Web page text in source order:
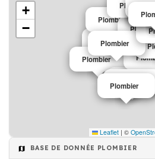
Plombier
Plombier
Plombier
Plombier
Plombier
Plombier
Plombier
Plombier
+
−
Leaflet | ©
BASE DE DONNÉE PLOMBIER